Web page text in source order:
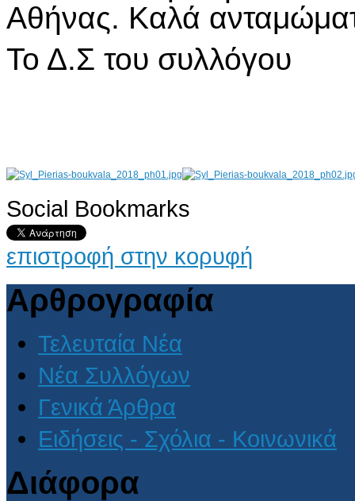
Αθήνας. Καλά
Το Δ.Σ του συλλόγου
AdmirorGallery 4.5.0, author/s Vasiljevski& Kekeljevic
Social Bookmarks
επιστροφή στην κορυφή
Αρθρογραφία
Τελευταία Νέα
Νέα Συλλόγων
Γενικά Άρθρα
Ειδήσεις - Σχόλια - Κοινωνικά
Διάφορα